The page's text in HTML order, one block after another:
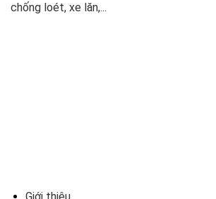
chống loét, xe lăn,...